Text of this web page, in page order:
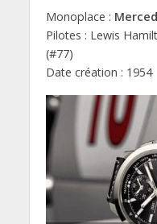
Monoplace :
Pilotes : Lewis
(#77)
Date création : 1954